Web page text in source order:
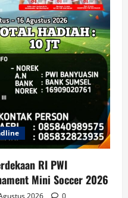
RI PWI
Mini Soccer 2026
2026 0